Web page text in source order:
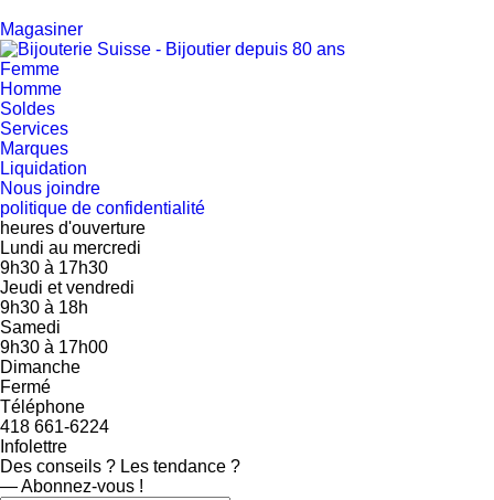
Magasiner
Femme
Homme
Soldes
Services
Marques
Liquidation
Nous joindre
politique de confidentialité
heures d'ouverture
Lundi au mercredi
9h30 à 17h30
Jeudi et vendredi
9h30 à 18h
Samedi
9h30 à 17h00
Dimanche
Fermé
Téléphone
418 661-6224
Infolettre
Des conseils ? Les tendance ?
― Abonnez-vous !